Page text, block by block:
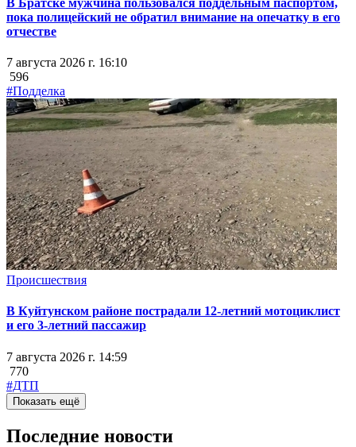
пока полицейский не обратил внимание на опечатку в его
отчестве
7 августа 2026 г. 16:10
596
#Подделка
Происшествия
В Куйтунском районе пострадали 12-летний мотоциклист
и его 3-летний пассажир
7 августа 2026 г. 14:59
770
#ДТП
Показать ещё
Последние новости